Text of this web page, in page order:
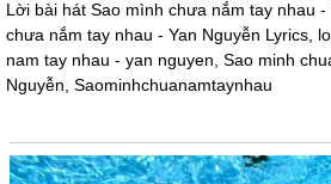
Lời bài hát Sao mình chưa nắm tay nhau -
chưa nắm tay nhau - Yan Nguyễn Lyrics,
nam tay nhau - yan nguyen, Sao minh
Nguyễn, Saominhchuanamtaynhau